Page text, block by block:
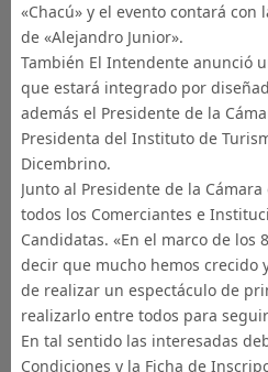
«Chacú» y el evento contará con
de «Alejandro Junior».
También El Intendente anunció
que estará integrado por
además el Presidente de la
Presidenta del Instituto de
Dicembrino.
Junto al Presidente de la
todos los Comerciantes e
Candidatas. «En el marco de los
decir que mucho hemos crecido
de realizar un espectáculo de
realizarlo entre todos para
En tal sentido las interesadas
Condiciones y la Ficha de